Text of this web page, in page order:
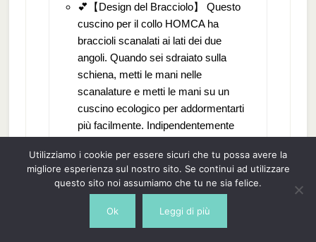
💕【Design del Bracciolo】 Questo
cuscino per il collo HOMCA ha
braccioli scanalati ai lati dei due
angoli. Quando sei sdraiato sulla
schiena, metti le mani nelle
scanalature e metti le mani su un
cuscino ecologico per addormentarti
più facilmente. Indipendentemente
braccio resta comodamente nella
scanalatura. Le braccia si avvolgono
in avanti su entrambi gli angoli per un
supporto perfetto e dormire
comodamente a pancia in giù.
Utilizziamo i cookie per essere sicuri che tu possa avere la
migliore esperienza sul nostro sito. Se continui ad utilizzare
questo sito noi assumiamo che tu ne sia felice.
Ok Leggi di più